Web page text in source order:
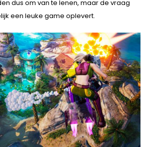
dus om van te lenen, maar de vraag
een leuke game oplevert.